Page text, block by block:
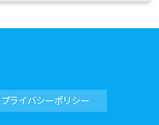
プライバシーポリシー